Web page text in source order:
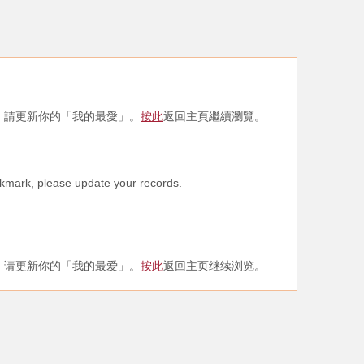
更新你的「我的最愛」。 按此返回主頁繼續瀏覽。
please update your records.
更新你的「我的最爱」。 按此返回主页继续浏览。